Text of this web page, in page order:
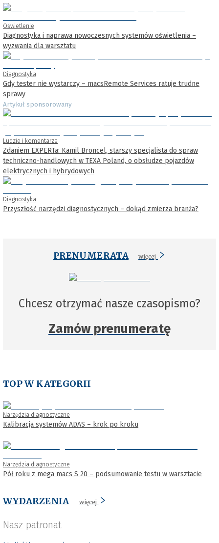
Oświetlenie
Diagnostyka i naprawa nowoczesnych systemów oświetlenia –
wyzwania dla warsztatu
Diagnostyka
Gdy tester nie wystarczy – macsRemote Services ratuje trudne
sprawy
Artykuł sponsorowany
Ludzie i komentarze
Zdaniem EXPERTa: Kamil Broncel, starszy specjalista do spraw
techniczno-handlowych w TEXA Poland, o obsłudze pojazdów
elektrycznych i hybrydowych
Diagnostyka
Przyszłość narzędzi diagnostycznych – dokąd zmierza branża?
PRENUMERATA więcej
Chcesz otrzymać nasze czasopismo?
Zamów prenumeratę
TOP W KATEGORII
Narzędzia diagnostyczne
Kalibracja systemów ADAS – krok po kroku
Narzędzia diagnostyczne
Pół roku z mega macs S 20 – podsumowanie testu w warsztacie
WYDARZENIA więcej
Nasz patronat